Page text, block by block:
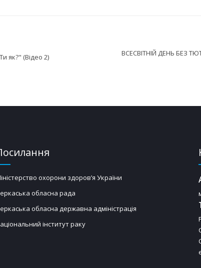
як?" (Відео 2)
ВСЕСВІТНІЙ ДЕНЬ БЕЗ
охорони здоров’я України
обласна рада
обласна державна адміністрація
інститут раку